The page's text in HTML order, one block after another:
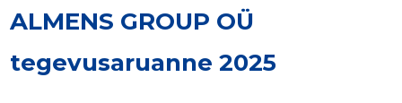
ALMENS GROUP OÜ
tegevusaruanne 2025